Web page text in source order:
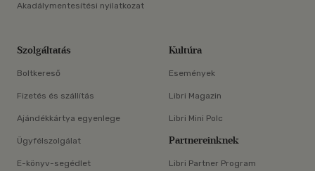
Akadálymentesítési nyilatkozat
Szolgáltatás
Boltkereső
Fizetés és szállítás
Ajándékkártya egyenlege
Ügyfélszolgálat
E-könyv-segédlet
Kultúra
Események
Libri Magazin
Libri Mini Polc
Partnereinknek
Libri Partner Program